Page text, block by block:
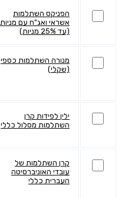
הפניקס השתלמות
אשראי ואג"ח עם מניות
(עד 25% מניות)
מנורה השתלמות כספי
(שקלי)
ילין לפידות קרן
השתלמות מסלול כללי
קרן השתלמות של
עובדי האוניברסיטה
העברית כללי